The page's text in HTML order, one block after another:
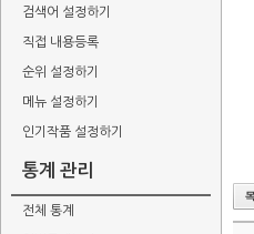
검색어 설정하기
직접 내용등록
순위 설정하기
메뉴 설정하기
인기작품 설정하기
통계 관리
전체 통계